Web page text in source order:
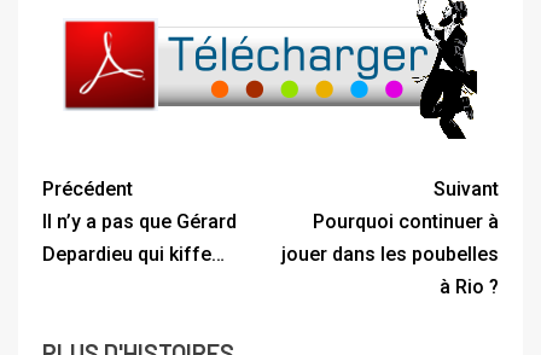
Précédent
Il n’y a pas que Gérard
Depardieu qui kiffe…
Suivant
Pourquoi continuer à
jouer dans les poubelles
à Rio ?